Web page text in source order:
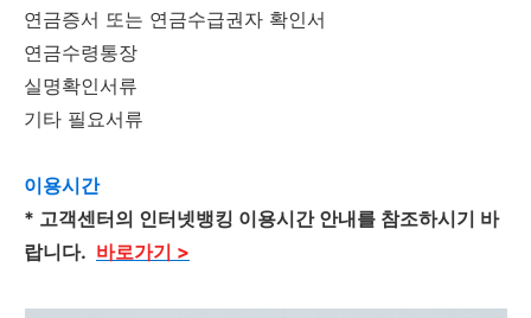
연금증서 또는 연금수급권자 확인서
연금수령통장
실명확인서류
기타 필요서류
이용시간
* 고객센터의 인터넷뱅킹 이용시간 안내를 참조하시기 바
랍니다. 바로가기 >